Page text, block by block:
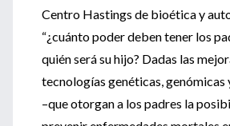
Centro Hastings de bioética y
“¿cuánto poder deben tener los
quién será su hijo? Dadas las
tecnologías genéticas,
–que otorgan a los padres la